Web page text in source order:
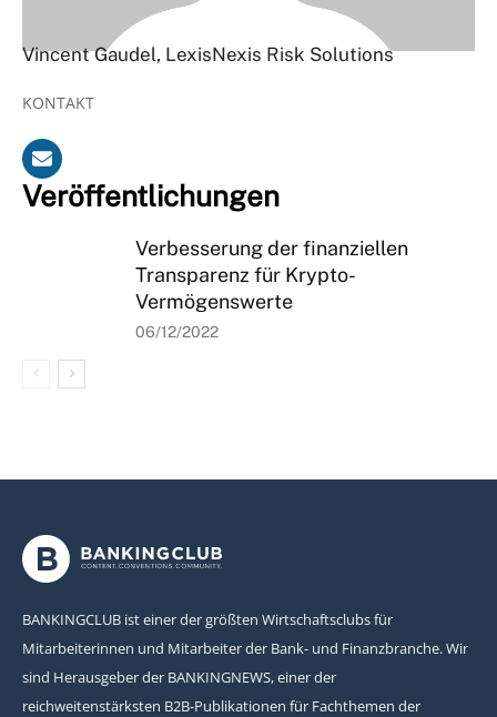
Vincent Gaudel, LexisNexis Risk Solutions
KONTAKT
Veröffentlichungen
Verbesserung der finanziellen
Transparenz für Krypto-
Vermögenswerte
06/12/2022
BANKINGCLUB ist einer der größten Wirtschaftsclubs für
Mitarbeiterinnen und Mitarbeiter der Bank- und Finanzbranche. Wir
sind Herausgeber der BANKINGNEWS, einer der
reichweitenstärksten B2B-Publikationen für Fachthemen der